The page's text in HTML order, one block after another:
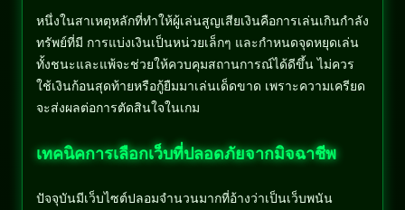
หนึ่งในสาเหตุหลักที่ทำให้ผู้เล่นสูญเสียเงินคือการเล่นเกินกำลัง
ทรัพย์ที่มี การแบ่งเงินเป็นหน่วยเล็กๆ และกำหนดจุดหยุดเล่น
ทั้งชนะและแพ้จะช่วยให้ควบคุมสถานการณ์ได้ดีขึ้น ไม่ควร
ใช้เงินก้อนสุดท้ายหรือกู้ยืมมาเล่นเด็ดขาด เพราะความเครียด
จะส่งผลต่อการตัดสินใจในเกม
เทคนิคการเลือกเว็บที่ปลอดภัยจากมิจฉาชีพ
ปัจจุบันมีเว็บไซต์ปลอมจำนวนมากที่อ้างว่าเป็นเว็บพนัน